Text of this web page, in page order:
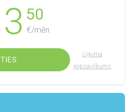
50
€/mēn.
Līguma
kopsavilkums